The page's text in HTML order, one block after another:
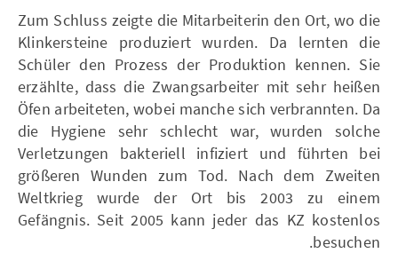
Zum Schluss zeigte die Mitarbeiterin den Ort, wo die
Klinkersteine produziert wurden. Da lernten die
Schüler den Prozess der Produktion kennen. Sie
erzählte, dass die Zwangsarbeiter mit sehr heißen
Öfen arbeiteten, wobei manche sich verbrannten. Da
die Hygiene sehr schlecht war, wurden solche
Verletzungen bakteriell infiziert und führten bei
größeren Wunden zum Tod. Nach dem Zweiten
Weltkrieg wurde der Ort bis 2003 zu einem
Gefängnis. Seit 2005 kann jeder das KZ kostenlos
besuchen.